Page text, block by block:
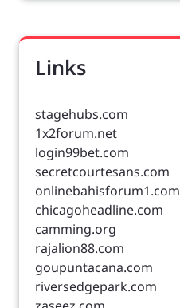
Links
stagehubs.com
1x2forum.net
login99bet.com
secretcourtesans.com
onlinebahisforum1.com
chicagoheadline.com
camming.org
rajalion88.com
goupuntacana.com
riversedgepark.com